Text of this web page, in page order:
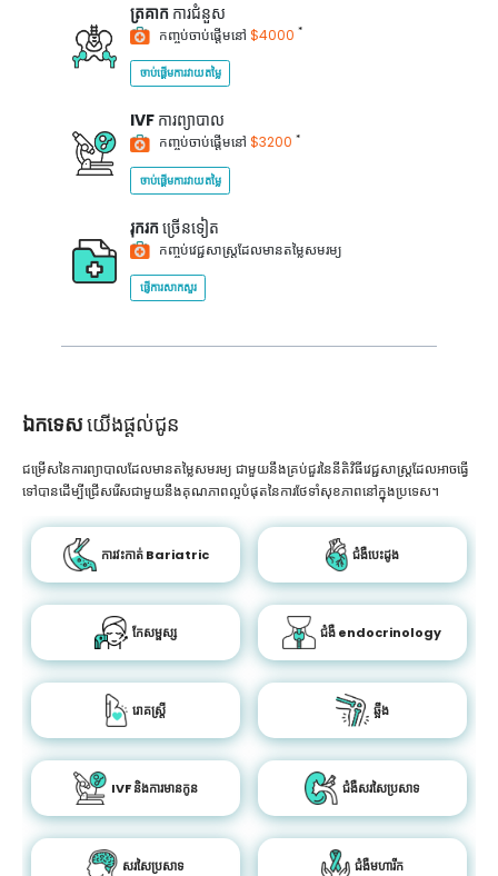
ត្រគាក ការជំនួស
កញ្ចប់ចាប់ផ្តើមនៅ $4000 *
ចាប់ផ្តើមការវាយតម្លៃ
IVF ការព្យាបាល
កញ្ចប់ចាប់ផ្តើមនៅ $3200 *
ចាប់ផ្តើមការវាយតម្លៃ
រុករក ច្រើនទៀត
កញ្ចប់វេជ្ជសាស្ត្រដែលមានតម្លៃសមរម្យ
ផ្ញើការសាកសួរ
ឯកទេសយើងផ្តល់ជូន
ជម្រើសនៃការព្យាបាលដែលមានតម្លៃសមរម្យ ជាមួយនឹងគ្រប់ជួរនៃនីតិវិធីវេជ្ជសាស្រ្តដែលអាចធ្វើ
ទៅបានដើម្បីជ្រើសរើសជាមួយនឹងគុណភាពល្អបំផុតនៃការថែទាំសុខភាពនៅក្នុងប្រទេស។
ការវះកាត់ Bariatric ជំងឺបេះដូង
កែសម្ផស្ស ជំងឺ endocrinology
រោគស្ត្រី ឆ្អឹង
IVF និងការមានកូន ជំងឺសរសៃប្រសាទ
សរសៃប្រសាទ ជំងឺមហារីក